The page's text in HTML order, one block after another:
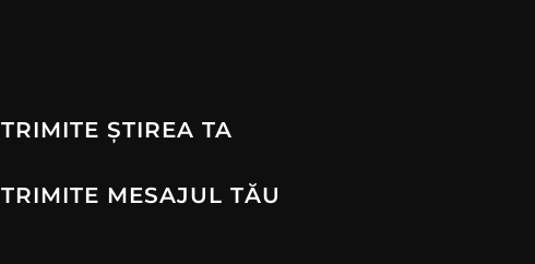
TRIMITE ȘTIREA TA
TRIMITE MESAJUL TĂU